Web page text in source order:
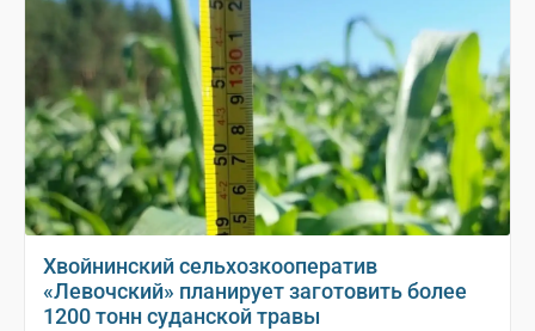
Хвойнинский сельхозкооператив
«Левочский» планирует заготовить более
1200 тонн суданской травы